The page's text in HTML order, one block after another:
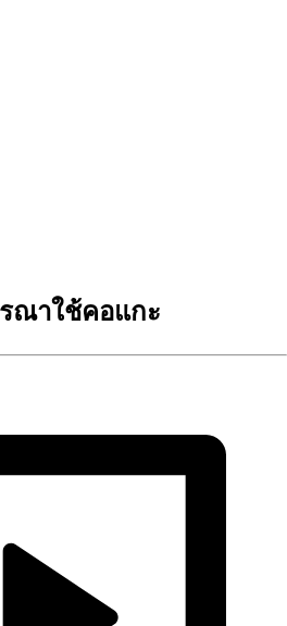
ณาใช้คอแกะ